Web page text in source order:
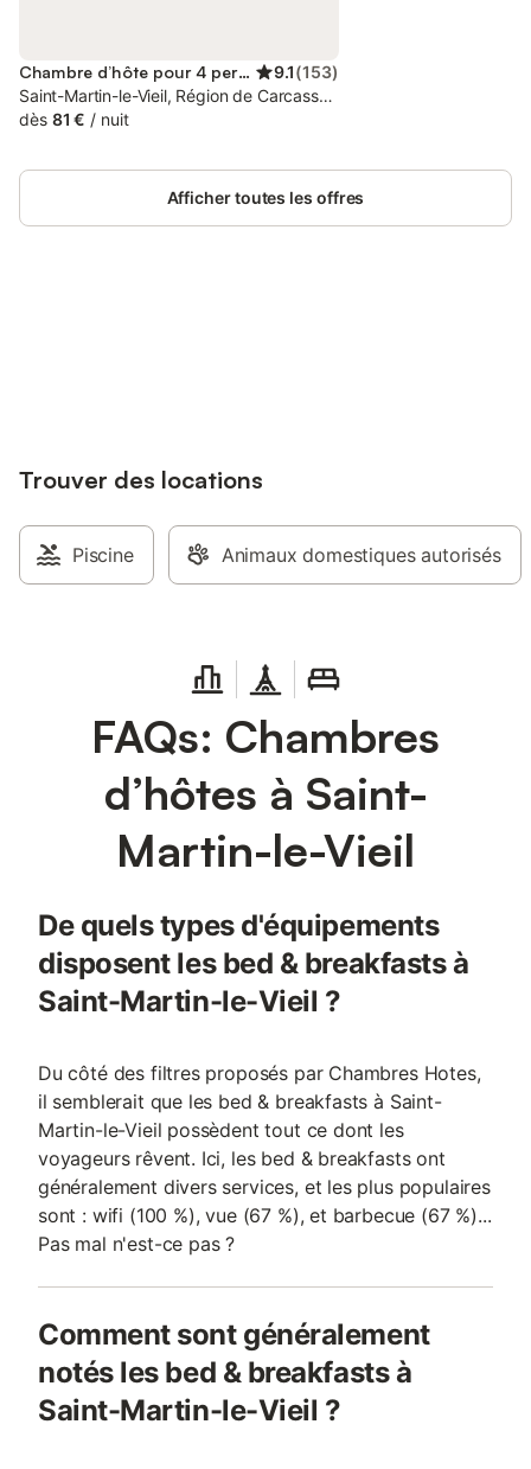
Chambre d’hôte pour 4 personnes 9.1(153)
Saint-Martin-le-Vieil, Région de Carcassonne
dès 81 € / nuit
Afficher toutes les offres
Trouver des locations
Piscine Animaux domestiques autorisés
FAQs: Chambres
d’hôtes à Saint-
Martin-le-Vieil
De quels types d'équipements
disposent les bed & breakfasts à
Saint-Martin-le-Vieil ?
Du côté des filtres proposés par Chambres Hotes,
il semblerait que les bed & breakfasts à Saint-
Martin-le-Vieil possèdent tout ce dont les
voyageurs rêvent. Ici, les bed & breakfasts ont
généralement divers services, et les plus populaires
sont : wifi (100 %), vue (67 %), et barbecue (67 %)...
Pas mal n'est-ce pas ?
Comment sont généralement
notés les bed & breakfasts à
Saint-Martin-le-Vieil ?